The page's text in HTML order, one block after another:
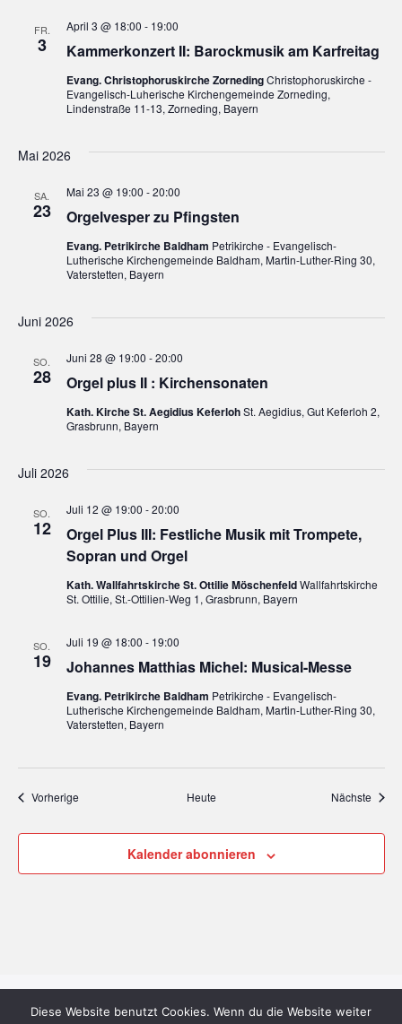
v
i
g
o
n
FR.
3 Kammerkonzert II: Barockmusik am Karfreitag
April 3 @ 18:00 - 19:00
Evang. Christophoruskirche ZornedingChristophoruskirche -
Evangelisch-Luherische Kirchengemeinde Zorneding,
Lindenstraße 11-13, Zorneding, Bayern
Mai 2026
SA.
23 Orgelvesper zu Pfingsten
Mai 23 @ 19:00 -20:00
Evang. Petrikirche Baldham Petrikirche - Evangelisch-
Lutherische Kirchengemeinde Baldham, Martin-Luther-Ring 30,
Vaterstetten, Bayern
Juni 2026
SO.
28 Orgel plus II : Kirchensonaten
Juni 28 @ 19:00 -20:00
Kath. Kirche St. Aegidius KeferlohSt. Aegidius, Gut Keferloh 2,
Grasbrunn, Bayern
Juli 2026
SO.
12
Orgel Plus III: Festliche Musik mit Trompete,
Sopran und Orgel
Juli 12 @ 19:00 -20:00
Kath. Wallfahrtskirche St. Ottilie MöschenfeldWallfahrtskirche
St. Ottilie, St.-Ottilien-Weg 1, Grasbrunn, Bayern
SO.
19 Johannes Matthias Michel: Musical-Messe
Juli 19 @ 18:00 - 19:00
Evang. Petrikirche Baldham Petrikirche - Evangelisch-
Lutherische Kirchengemeinde Baldham, Martin-Luther-Ring 30,
Vaterstetten, Bayern
VorherigeVeranstaltungen Heute Nächste
Kalender abonnieren
Diese Website benutzt Cookies. Wenn du die Website weiter